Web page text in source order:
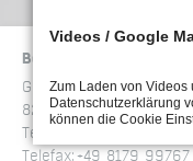
Böllhoff Stöger
Gewerbering am Brand
82549 Königsdorf
Telefon:
Telefax:+49 8179 99767
Videos / Google
Zum Laden von Videos
Datenschutzerklärung
können die Cookie